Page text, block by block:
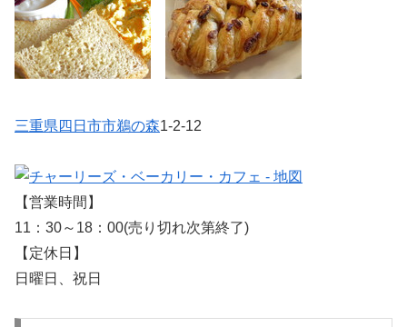
三重県 四日市市鵜の森1-2-12
【営業時間】
11：30～18：00(売り切れ次第終了)
【定休日】
日曜日、祝日